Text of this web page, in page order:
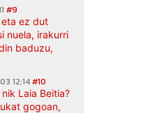
#9
eta ez dut
nuela, irakurri
baduzu,
12:14#10
Laia Beitia?
gogoan,